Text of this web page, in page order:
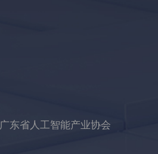
广东省人工智能产业协会